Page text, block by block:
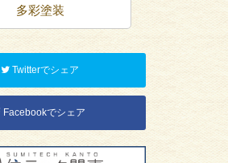
多彩塗装 屋
Twitterでシェア
Facebookでシェア